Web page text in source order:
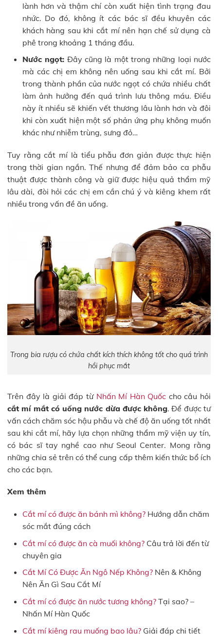
lành hơn và thậm chí còn xuất hiện tình trạng đau
nhức. Do đó, không ít các bác sĩ đều khuyên các
khách hàng sau khi cắt mí nên hạn chế sử dụng cà
phê trong khoảng 1 tháng đầu.
Nước ngọt: Đây cũng là một trong những loại nước
mà các chị em không nên uống sau khi cắt mí. Bởi
trong thành phần của nước ngọt có chứa nhiều chất
làm ảnh hưởng đến quá trình lưu thông máu. Điều
này ít nhiều sẽ khiến vết thương lâu lành hơn và đôi
khi còn xuất hiện một số phản ứng phụ không muốn
khác như nhiễm trùng, sưng đỏ…
Tuy rằng cắt mí là tiểu phẫu đơn giản được thực hiện
trong thời gian ngắn. Thế nhưng để đảm bảo ca phẫu
thuật được thành công và giữ được hiệu quả thẩm mỹ
lâu dài, đòi hỏi các chị em cần chú ý và kiêng khem rất
nhiều trong vấn đề ăn uống.
Trong bia rượu có chứa chất kích thích không tốt cho quá trình
hồi phục mắt
Trên đây là giải đáp từ Nhấn Mí Hàn Quốc cho câu hỏi
cắt mí mắt có uống nước dừa được không. Để được tư
vấn cách chăm sóc hậu phẫu và chế độ ăn uống tốt nhất
sau khi cắt mí, hãy lựa chọn những thẩm mỹ viện uy tín,
có bác sĩ tay nghề cao như Seoul Center. Mong rằng
những chia sẻ trên có thể cung cấp thêm kiến thức bổ ích
cho các bạn.
Xem thêm
Cắt mí có được ăn bánh mì không?Hướng dẫn chăm
sóc mắt đúng cách
Cắt mí có được ăn cà muối không?Câu trả lời đến từ
chuyên gia
Cắt Mí Có Được Ăn Ngô Nếp Không?Nên & Không
Nên Ăn Gì Sau Cắt Mí
Cắt mí có được ăn nước tương không?Tại sao? –
Nhấn Mí Hàn Quốc
Cắt mí kiêng rau muống bao lâu?Giải đáp chi tiết